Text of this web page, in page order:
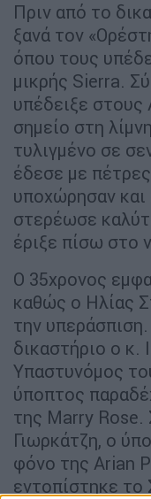
Πριν από το
ξανά τον
όπου τους
μικρής Sierra.
υπέδειξε στους
σημείο στη
τυλιγμένο σε
έδεσε με
υποχώρησαν
στερέωσε
έριξε πίσω στο
Ο 35χρονος
καθώς ο Ηλίας
την
δικαστήριο ο κ.
Υπαστυνόμος
ύποπτος
της Marry
Γιωρκάτζη, ο
φόνο της Arian
εντοπίστηκε